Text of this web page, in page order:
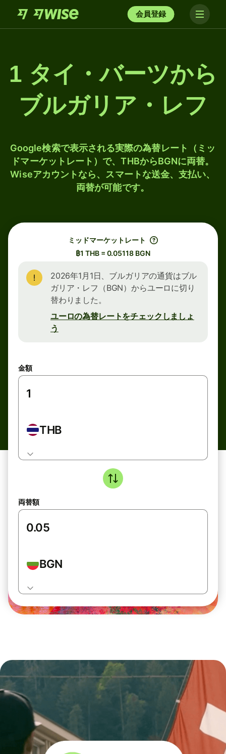
会員登録
1 タイ・バーツから
ブルガリア・レフ
Google検索で表示される実際の為替レート（ミッ
ドマーケットレート）で、THBからBGNに両替。
Wiseアカウントなら、スマートな送金、支払い、
両替が可能です。
ミッドマーケットレート
฿1 THB = 0.05118 BGN
2026年1月1日、ブルガリアの通貨はブル
ガリア・レフ（BGN）からユーロに切り
替わりました。
ユーロの為替レートをチェックしましょ
う
金額
THB
両替額
BGN